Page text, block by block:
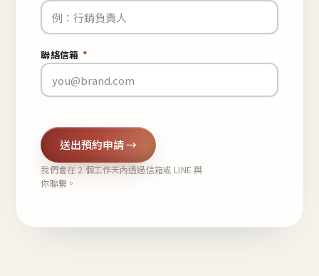
聯絡信箱 *
送出預約申請 →
我們會在 2 個工作天內透過信箱或 LINE 與
你聯繫。